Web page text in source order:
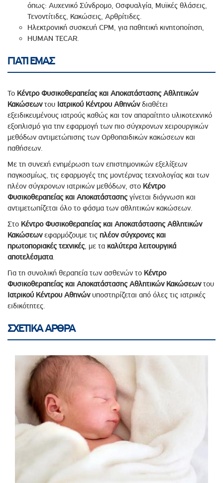
όπως: Αυχενικό Σύνδρομο, Οσφυαλγία, Μυϊκές θλάσεις,
Τενοντίτιδες, Κακώσεις, Αρθρίτιδες.
Ηλεκτρονική συσκευή CPM, για παθητική κινητοποίηση,
HUMAN TECAR.
ΓΙΑΤΙ ΕΜΑΣ
Το Κέντρο Φυσικοθεραπείας και Αποκατάστασης Αθλητικών
Κακώσεωντου Ιατρικού Κέντρου Αθηνώνδιαθέτει
εξειδικευμένους ιατρούς καθώς και τον απαραίτητο υλικοτεχνικό
εξοπλισμό για την εφαρμογή των πιο σύγχρονων χειρουργικών
μεθόδων αντιμετώπισης των Ορθοπαιδικών κακώσεων και
παθήσεων.
Με τη συνεχή ενημέρωση των επιστημονικών εξελίξεων
παγκοσμίως, τις εφαρμογές της μοντέρνας τεχνολογίας και των
πλέον σύγχρονων ιατρικών μεθόδων, στο Κέντρο
Φυσικοθεραπείας και Αποκατάστασηςγίνεται διάγνωση και
αντιμετωπίζεται όλο το φάσμα των αθλητικών κακώσεων.
Στο Κέντρο Φυσικοθεραπείας και Αποκατάστασης Αθλητικών
Κακώσεωνεφαρμόζουμε τις πλέον σύγχρονες και
πρωτοποριακές τεχνικές, με τα καλύτερα λειτουργικά
αποτελέσματα.
Για τη συνολική θεραπεία των ασθενών το Κέντρο
Φυσικοθεραπείας και Αποκατάστασης Αθλητικών Κακώσεωντου
Ιατρικού Κέντρου Αθηνώνυποστηρίζεται από όλες τις ιατρικές
ειδικότητες.
ΣΧΕΤΙΚΑ ΑΡΘΡΑ